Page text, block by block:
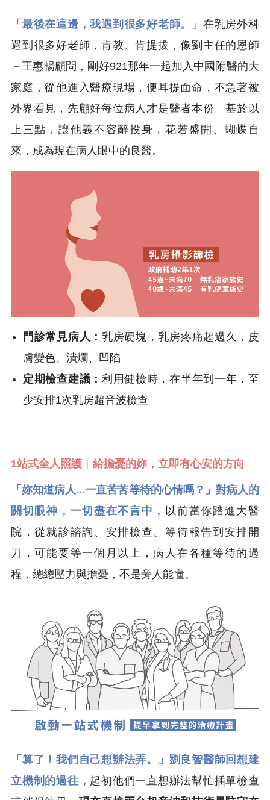
「最後在這邊，我遇到很多好老師。」 在乳房外科
遇到很多好老師，肯教、肯提拔，像劉主任的恩師
－王惠暢顧問，剛好921那年一起加入中國附醫的大
家庭，從他進入醫療現場，便耳提面命，不急著被
外界看見，先顧好每位病人才是醫者本份。基於以
上三點，讓他義不容辭投身，花若盛開、蝴蝶自
來，成為現在病人眼中的良醫。
門診常見病人： 乳房硬塊，乳房疼痛超過久，皮
膚變色、潰爛、凹陷
定期檢查建議： 利用健檢時，在半年到一年，至
少安排1次乳房超音波檢查
1站式全人照護︱給擔憂的妳，立即有心安的方向
「妳知道病人...一直苦苦等待的心情嗎？」對病人的
關切眼神，一切盡在不言中， 以前當你踏進大醫
院，從就診諮詢、安排檢查、等待報告到安排開
刀，可能要等一個月以上，病人在各種等待的過
程，總總壓力與擔憂，不是旁人能懂。
「算了！我們自己想辦法弄。」劉良智醫師回想建
立機制的過往， 起初他們一直想辦法幫忙插單檢查